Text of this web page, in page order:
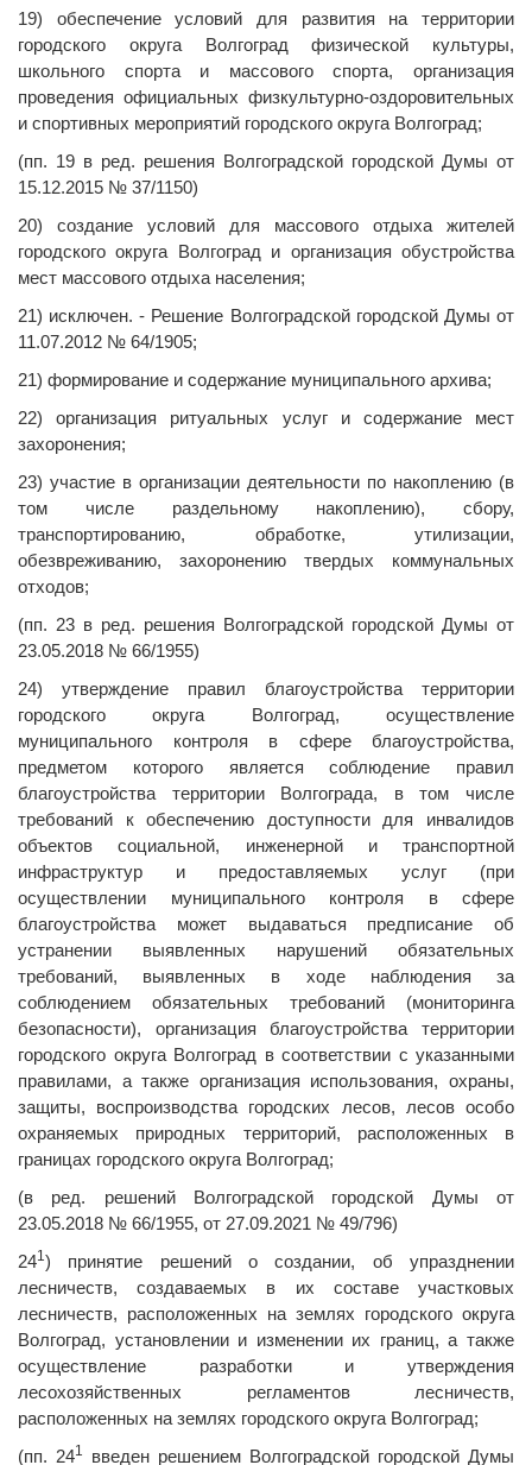
19) обеспечение условий для развития на территории
городского округа Волгоград физической культуры,
школьного спорта и массового спорта, организация
проведения официальных физкультурно-оздоровительных
и спортивных мероприятий городского округа Волгоград;
(пп. 19 в ред. решения Волгоградской городской Думы от
15.12.2015 № 37/1150)
20) создание условий для массового отдыха жителей
городского округа Волгоград и организация обустройства
мест массового отдыха населения;
21) исключен. - Решение Волгоградской городской Думы от
11.07.2012 № 64/1905;
21) формирование и содержание муниципального архива;
22) организация ритуальных услуг и содержание мест
захоронения;
23) участие в организации деятельности по накоплению (в
том числе раздельному накоплению), сбору,
транспортированию, обработке, утилизации,
обезвреживанию, захоронению твердых коммунальных
отходов;
(пп. 23 в ред. решения Волгоградской городской Думы от
23.05.2018 № 66/1955)
24) утверждение правил благоустройства территории
городского округа Волгоград, осуществление
муниципального контроля в сфере благоустройства,
предметом которого является соблюдение правил
благоустройства территории Волгограда, в том числе
требований к обеспечению доступности для инвалидов
объектов социальной, инженерной и транспортной
инфраструктур и предоставляемых услуг (при
осуществлении муниципального контроля в сфере
благоустройства может выдаваться предписание об
устранении выявленных нарушений обязательных
требований, выявленных в ходе наблюдения за
соблюдением обязательных требований (мониторинга
безопасности), организация благоустройства территории
городского округа Волгоград в соответствии с указанными
правилами, а также организация использования, охраны,
защиты, воспроизводства городских лесов, лесов особо
охраняемых природных территорий, расположенных в
границах городского округа Волгоград;
(в ред. решений Волгоградской городской Думы от
23.05.2018 № 66/1955, от 27.09.2021 № 49/796)
241 ) принятие решений о создании, об упразднении
лесничеств, создаваемых в их составе участковых
лесничеств, расположенных на землях городского округа
Волгоград, установлении и изменении их границ, а также
осуществление разработки и утверждения
лесохозяйственных регламентов лесничеств,
расположенных на землях городского округа Волгоград;
(пп. 241
введен решением Волгоградской городской Думы